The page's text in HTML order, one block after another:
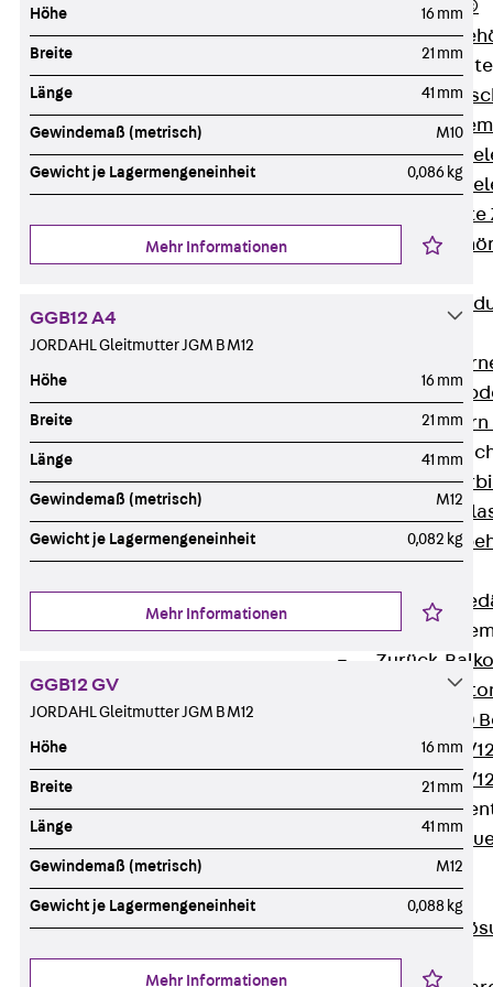
RAPIDOBAT®
Schalrohre
Zurück
Querkraftdorn
Zurück
Zurück
ISOPRO®
ISOPRO® 120
ISOPRO® 80/
ISOPRO® 80/
ISOMUR®
Digitale Lösungen
Zurück Digitale
Software
Höhe 16 mm
Breite 21 mm
Länge 41 mm
Gewindemaß (metrisch) M10
Gewicht je Lagermengeneinheit 0,086 kg
Mehr Informationen
GGB12 A4
JORDAHL Gleitmutter JGM B M12
Höhe 16 mm
Breite 21 mm
Länge 41 mm
Gewindemaß (metrisch) M12
Gewicht je Lagermengeneinheit 0,082 kg
Mehr Informationen
GGB12 GV
JORDAHL Gleitmutter JGM B M12
Höhe 16 mm
Breite 21 mm
Länge 41 mm
Gewindemaß (metrisch) M12
Gewicht je Lagermengeneinheit 0,088 kg
Mehr Informationen